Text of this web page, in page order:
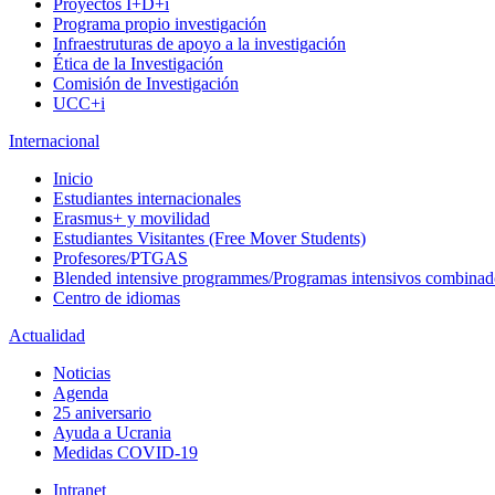
Proyectos I+D+i
Programa propio investigación
Infraestruturas de apoyo a la investigación
Ética de la Investigación
Comisión de Investigación
UCC+i
Internacional
Inicio
Estudiantes internacionales
Erasmus+ y movilidad
Estudiantes Visitantes (Free Mover Students)
Profesores/PTGAS
Blended intensive programmes/Programas intensivos
Centro de idiomas
Actualidad
Noticias
Agenda
25 aniversario
Ayuda a Ucrania
Medidas COVID-19
Intranet